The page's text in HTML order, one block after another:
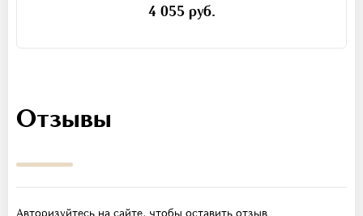
4 055 руб.
Отзывы
Авторизуйтесь на сайте, чтобы оставить отзыв